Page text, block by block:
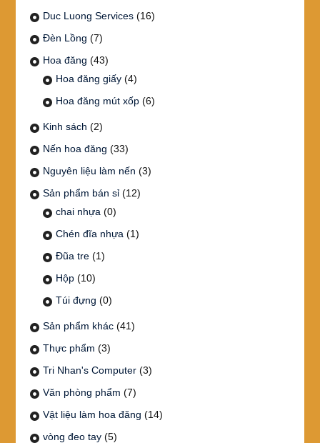
Duc Luong Services (16)
Đèn Lồng (7)
Hoa đăng (43)
Hoa đăng giấy (4)
Hoa đăng mút xốp (6)
Kinh sách (2)
Nến hoa đăng (33)
Nguyên liệu làm nến (3)
Sản phẩm bán sỉ (12)
chai nhựa (0)
Chén đĩa nhựa (1)
Đũa tre (1)
Hộp (10)
Túi đựng (0)
Sản phẩm khác (41)
Thực phẩm (3)
Tri Nhan's Computer (3)
Văn phòng phẩm (7)
Vật liệu làm hoa đăng (14)
vòng đeo tay (5)